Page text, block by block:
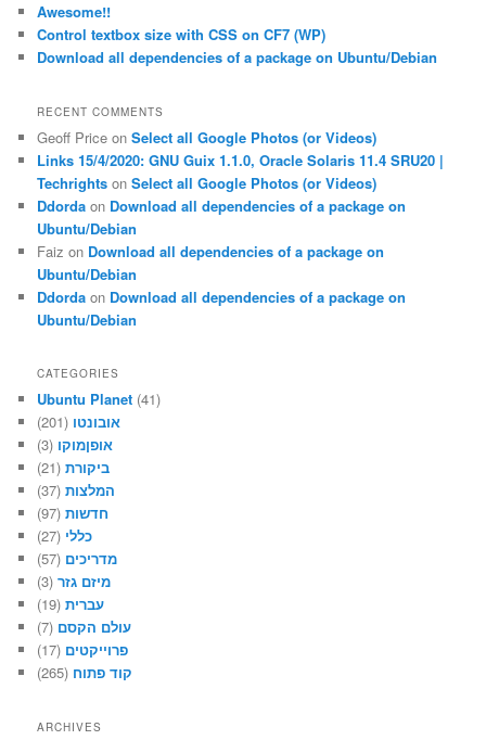
Awesome!!
Control textbox size with CSS on CF7 (WP)
Download all dependencies of a package on Ubuntu/Debian
RECENT COMMENTS
Geoff Price onSelect all Google Photos (or Videos)
Links 15/4/2020: GNU Guix 1.1.0, Oracle Solaris 11.4 SRU20 |
Techrights onSelect all Google Photos (or Videos)
Ddorda on Download all dependencies of a package on
Ubuntu/Debian
Faiz on Download all dependencies of a package on
Ubuntu/Debian
Ddorda on Download all dependencies of a package on
Ubuntu/Debian
CATEGORIES
Ubuntu Planet (41)
אובונטו (201)
אופןמוקו (3)
ביקורת(21)
המלצות(37)
חדשות(97)
כללי (27)
מדריכים (57)
מיזם גזר(3)
עברית(19)
עולם הקסם (7)
פרוייקטים (17)
קוד פתוח (265)
ARCHIVES